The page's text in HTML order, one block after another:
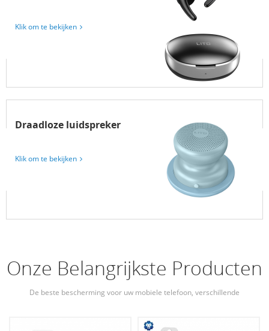
Klik om te bekijken
Draadloze luidspreker
Klik om te bekijken
Onze Belangrijkste Producten
De beste bescherming voor uw mobiele telefoon, verschillende